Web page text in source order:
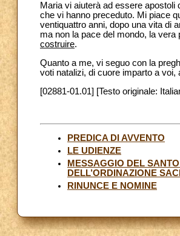
Maria vi aiuterà ad essere
che vi hanno preceduto. Mi piace
ventiquattro anni, dopo una vita di
ma non la pace del mondo, la
costruire.
Quanto a me, vi seguo con la
voti natalizi, di cuore imparto a
[02881-01.01] [Testo originale:
PREDICA DI AVVENTO
LE UDIENZE
MESSAGGIO DEL
DELL’ORDINAZIONE
RINUNCE E NOMINE